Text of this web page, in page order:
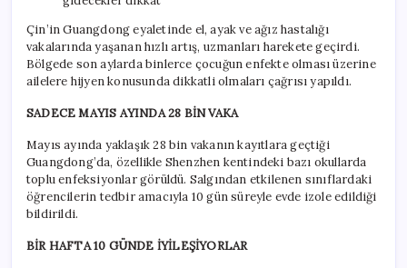
Bu
ülkeye
gidecekler
dikkat
için
Çin’in Guangdong eyaletinde el, ayak ve ağız hastalığı
vakalarında yaşanan hızlı artış, uzmanları harekete geçirdi.
Bölgede son aylarda binlerce çocuğun enfekte olması üzerine
ailelere hijyen konusunda dikkatli olmaları çağrısı yapıldı.
SADECE MAYIS AYINDA 28 BİN VAKA
Mayıs ayında yaklaşık 28 bin vakanın kayıtlara geçtiği
Guangdong’da, özellikle Shenzhen kentindeki bazı okullarda
toplu enfeksiyonlar görüldü. Salgından etkilenen sınıflardaki
öğrencilerin tedbir amacıyla 10 gün süreyle evde izole edildiği
bildirildi.
BİR HAFTA 10 GÜNDE İYİLEŞİYORLAR